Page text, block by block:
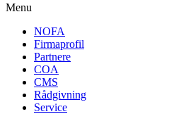
Menu
NOFA
Firmaprofil
Partnere
COA
CMS
Rådgivning
Service